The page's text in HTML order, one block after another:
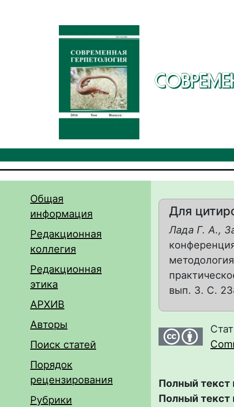
Общая
информация
Редакционная
коллегия
Редакционная
этика
АРХИВ
Авторы
Поиск статей
Порядок
рецензирования
Рубрики
Для
Лада Г. А.,
вып. 3. С.
Полный текст
Полный текст